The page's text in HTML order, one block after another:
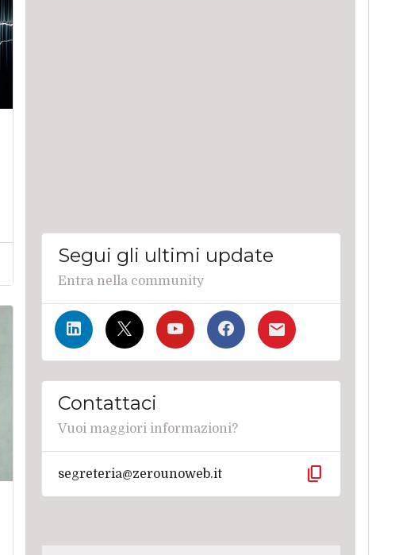
Segui gli ultimi update
Entra nella community
Contattaci
Vuoi maggiori informazioni?
segreteria@zerounoweb.it content_copy